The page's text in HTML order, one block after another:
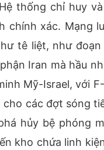
thống chỉ huy
chính xác. Mạng
tê liệt, như
Iran mà hầu
Mỹ-Israel, với
các đợt sóng
hủy bệ phóng
kho chứa linh